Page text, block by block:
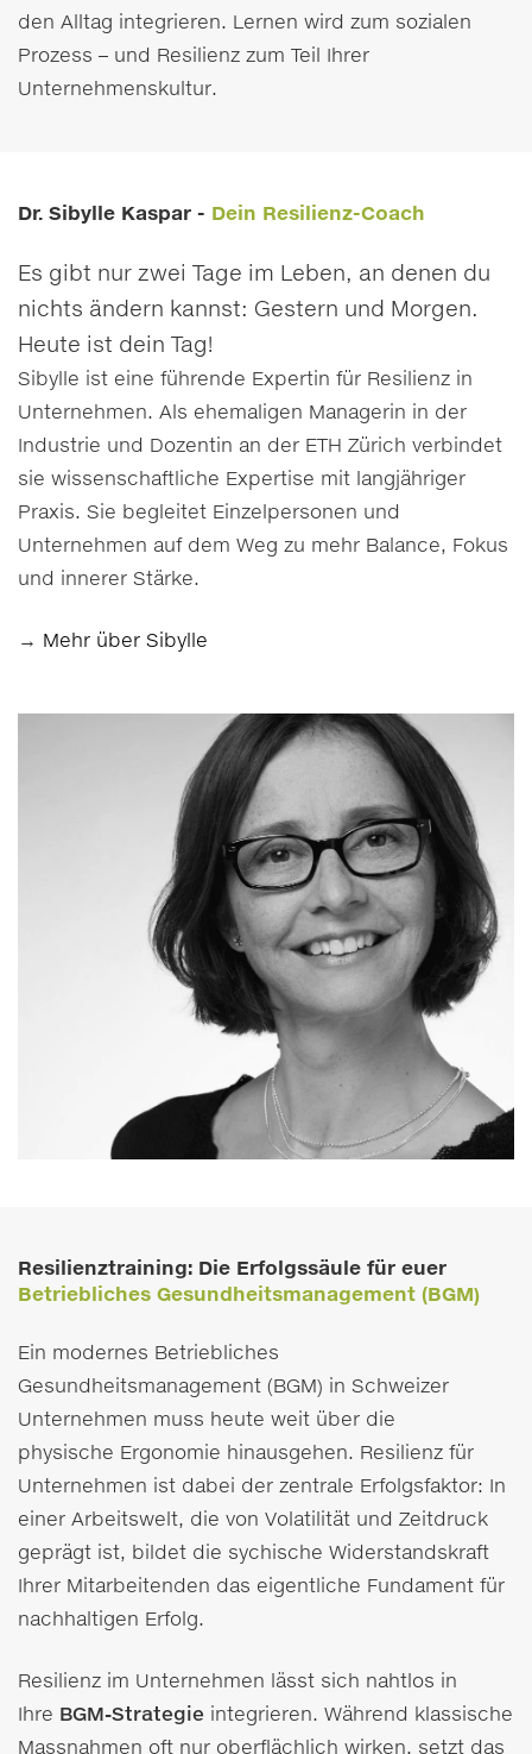
den Alltag integrieren. Lernen wird zum sozialen
Prozess – und Resilienz zum Teil Ihrer
Unternehmenskultur.
Dr. Sibylle Kaspar - Dein Resilienz-Coach
Es gibt nur zwei Tage im Leben, an denen du
nichts ändern kannst: Gestern und Morgen.
Heute ist dein Tag!
Sibylle ist eine führende Expertin für Resilienz in
Unternehmen. Als ehemaligen Managerin in der
Industrie und Dozentin an der ETH Zürich verbindet
sie wissenschaftliche Expertise mit langjähriger
Praxis. Sie begleitet Einzelpersonen und
Unternehmen auf dem Weg zu mehr Balance, Fokus
und innerer Stärke.
→ Mehr über Sibylle
Resilienztraining: Die Erfolgssäule für euer
Betriebliches Gesundheitsmanagement (BGM)
Ein modernes Betriebliches
Gesundheitsmanagement (BGM) in Schweizer
Unternehmen muss heute weit über die
physische Ergonomie hinausgehen. Resilienz für
Unternehmen ist dabei der zentrale Erfolgsfaktor: In
einer Arbeitswelt, die von Volatilität und Zeitdruck
geprägt ist, bildet die sychische Widerstandskraft
Ihrer Mitarbeitenden das eigentliche Fundament für
nachhaltigen Erfolg.
Resilienz im Unternehmen lässt sich nahtlos in
Ihre BGM-Strategie integrieren. Während klassische
Massnahmen oft nur oberflächlich wirken, setzt das